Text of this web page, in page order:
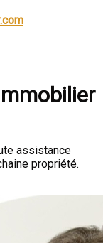
assistance
propriété.